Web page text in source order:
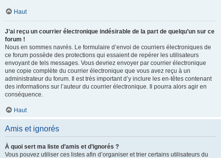
Haut
J’ai reçu un courrier électronique indésirable de la part de quelqu’un sur ce
forum !
Nous en sommes navrés. Le formulaire d’envoi de courriers électroniques de
ce forum possède des protections qui essaient de repérer les utilisateurs
envoyant de tels messages. Vous devriez envoyer par courrier électronique
une copie complète du courrier électronique que vous avez reçu à un
administrateur du forum. Il est très important d’y inclure les en-têtes contenant
des informations sur l’auteur du courrier électronique. Il pourra alors agir en
conséquence.
Haut
Amis et ignorés
À quoi sert ma liste d’amis et d’ignorés ?
Vous pouvez utiliser ces listes afin d’organiser et trier certains utilisateurs du